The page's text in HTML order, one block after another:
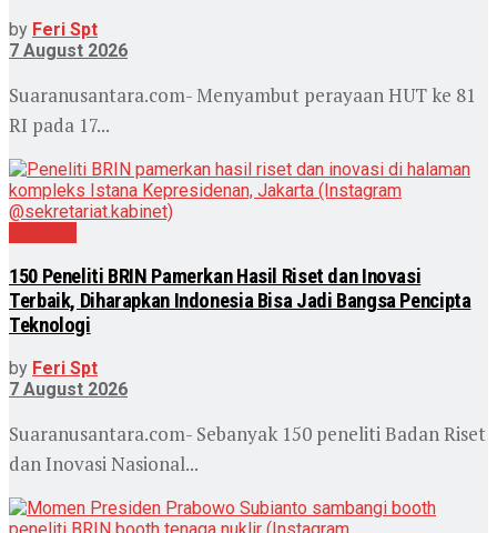
by Feri Spt
7 August 2026
Suaranusantara.com- Menyambut perayaan HUT ke 81
RI pada 17...
150 Peneliti BRIN Pamerkan Hasil Riset dan Inovasi
Terbaik, Diharapkan Indonesia Bisa Jadi Bangsa Pencipta
Teknologi
by Feri Spt
7 August 2026
Suaranusantara.com- Sebanyak 150 peneliti Badan Riset
dan Inovasi Nasional...